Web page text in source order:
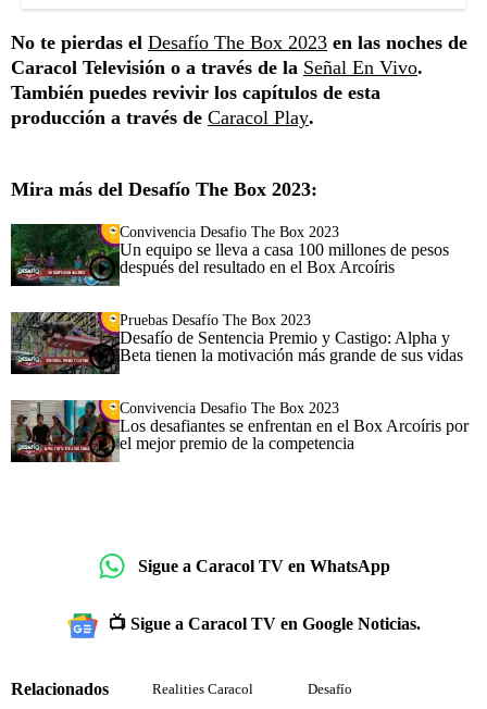
No te pierdas el Desafío The Box 2023 en las noches de
Caracol Televisión o a través de la Señal En Vivo.
También puedes revivir los capítulos de esta
producción a través de Caracol Play.
Mira más del Desafío The Box 2023:
Convivencia Desafio The Box 2023
Un equipo se lleva a casa 100 millones de pesos
después del resultado en el Box Arcoíris
Pruebas Desafío The Box 2023
Desafío de Sentencia Premio y Castigo: Alpha y
Beta tienen la motivación más grande de sus vidas
Convivencia Desafio The Box 2023
Los desafiantes se enfrentan en el Box Arcoíris por
el mejor premio de la competencia
Sigue a Caracol TV en WhatsApp
📺 Sigue a Caracol TV en Google Noticias.
Relacionados Realities Caracol Desafío